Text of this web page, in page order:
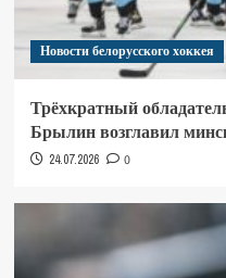
Новости белорусского хоккея
Трёхкратный
Брылин возглавил
24.07.2026 0